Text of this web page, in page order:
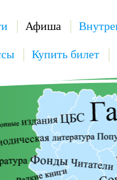
Афиша
Купить билет